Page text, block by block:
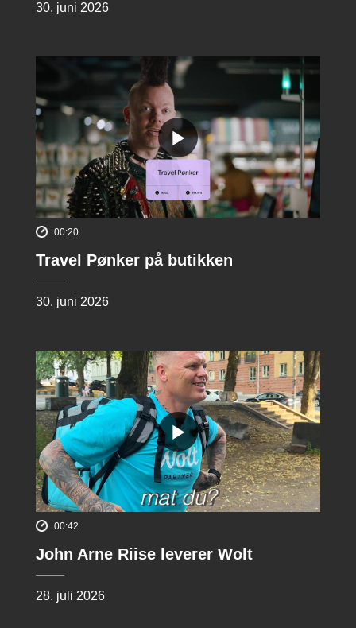
30. juni 2026
00:20
Travel Pønker på butikken
30. juni 2026
00:42
John Arne Riise leverer Wolt
28. juli 2026